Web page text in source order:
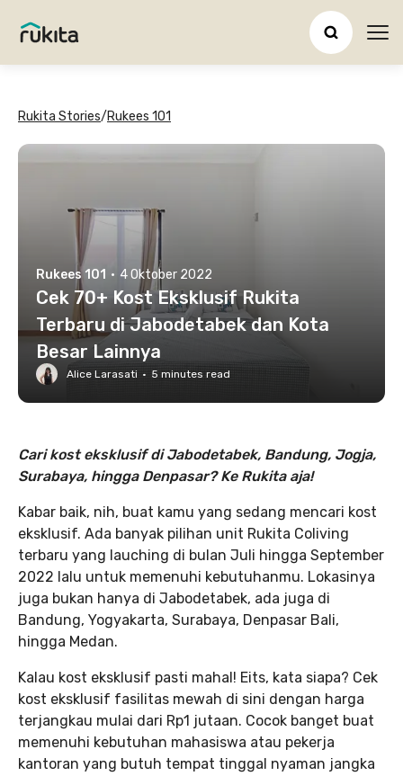
Rukita Stories/Rukees 101
Rukees 101 · 4 Oktober 2022
Cek 70+ Kost Eksklusif Rukita
Terbaru di Jabodetabek dan Kota
Besar Lainnya
Alice Larasati · 5 minutes read
Cari kost eksklusif di Jabodetabek, Bandung, Jogja,
Surabaya, hingga Denpasar? Ke Rukita aja!
Kabar baik, nih, buat kamu yang sedang mencari kost
eksklusif. Ada banyak pilihan unit Rukita Coliving
terbaru yang lauching di bulan Juli hingga September
2022 lalu untuk memenuhi kebutuhanmu. Lokasinya
juga bukan hanya di Jabodetabek, ada juga di
Bandung, Yogyakarta, Surabaya, Denpasar Bali,
hingga Medan.
Kalau kost eksklusif pasti mahal! Eits, kata siapa? Cek
kost eksklusif fasilitas mewah di sini dengan harga
terjangkau mulai dari Rp1 jutaan. Cocok banget buat
memenuhi kebutuhan mahasiswa atau pekerja
kantoran yang butuh tempat tinggal nyaman jangka